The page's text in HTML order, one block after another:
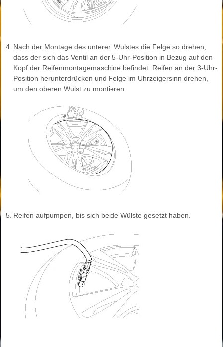
4. Nach der Montage des unteren Wulstes die Felge so drehen,
dass der sich das Ventil an der 5-Uhr-Position in Bezug auf den
Kopf der Reifenmontagemaschine befindet. Reifen an der 3-Uhr-
Position herunterdrücken und Felge im Uhrzeigersinn drehen,
um den oberen Wulst zu montieren.
5. Reifen aufpumpen, bis sich beide Wülste gesetzt haben.